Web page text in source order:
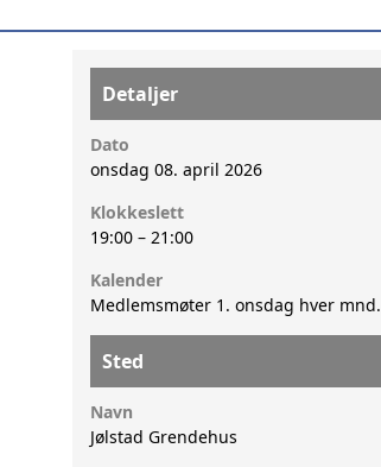
FORSIKRING SVENSKE LINKER
ANDRE LINKER
Detaljer
Dato
onsdag 08. april 2026
Klokkeslett
19:00 – 21:00
Kalender
Medlemsmøter 1. onsdag hver mnd.
Sted
Navn
Jølstad Grendehus